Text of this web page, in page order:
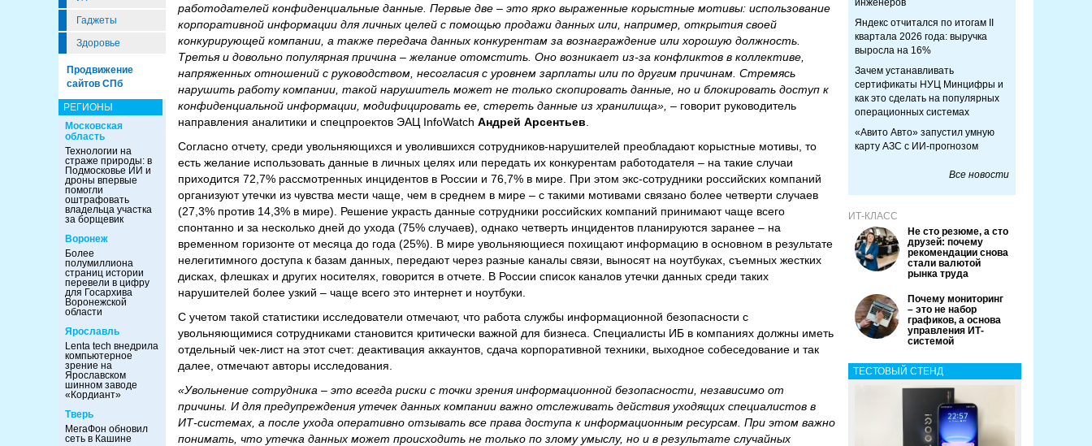
Гаджеты
Здоровье
Продвижение
сайтов СПб
РЕГИОНЫ
Московская
область
Технологии на
страже природы: в
Подмосковье ИИ и
дроны впервые
помогли
оштрафовать
владельца участка
за борщевик
Воронеж
Более
полумиллиона
страниц истории
перевели в цифру
для Госархива
Воронежской
области
Ярославль
Lenta tech внедрила
компьютерное
зрение на
Ярославском
шинном заводе
«Кордиант»
Тверь
МегаФон обновил
сеть в Кашине
работодателей конфиденциальные данные. Первые две – это ярко выраженные корыстные мотивы: использование
корпоративной информации для личных целей с помощью продажи данных или, например, открытия своей
конкурирующей компании, а также передача данных конкурентам за вознаграждение или хорошую должность.
Третья и довольно популярная причина – желание отомстить. Оно возникает из-за конфликтов в коллективе,
напряженных отношений с руководством, несогласия с уровнем зарплаты или по другим причинам. Стремясь
нарушить работу компании, такой нарушитель может не только скопировать данные, но и блокировать доступ к
конфиденциальной информации, модифицировать ее, стереть данные из хранилища», – говорит руководитель
направления аналитики и спецпроектов ЭАЦ InfoWatch Андрей Арсентьев
Согласно отчету, среди увольняющихся и уволившихся сотрудников-нарушителей преобладают корыстные мотивы, то
есть желание использовать данные в личных целях или передать их конкурентам работодателя – на такие случаи
приходится 72,7% рассмотренных инцидентов в России и 76,7% в мире. При этом экс-сотрудники российских компаний
организуют утечки из чувства мести чаще, чем в среднем в мире – с такими мотивами связано более четверти случаев
(27,3% против 14,3% в мире). Решение украсть данные сотрудники российских компаний принимают чаще всего
спонтанно и за несколько дней до ухода (75% случаев), однако четверть инцидентов планируются заранее – на
временном горизонте от месяца до года (25%). В мире увольняющиеся похищают информацию в основном в результате
нелегитимного доступа к базам данных, передают через разные каналы связи, выносят на ноутбуках, съемных жестких
дисках, флешках и других носителях, говорится в отчете. В России список каналов утечки данных среди таких
нарушителей более узкий – чаще всего это интернет и ноутбуки.
С учетом такой статистики исследователи отмечают, что работа службы информационной безопасности с
увольняющимися сотрудниками становится критически важной для бизнеса. Специалисты ИБ в компаниях должны иметь
отдельный чек-лист на этот счет: деактивация аккаунтов, сдача корпоративной техники, выходное собеседование и так
далее, отмечают авторы исследования.
«Увольнение сотрудника – это всегда риски с точки зрения информационной безопасности, независимо от
причины. И для предупреждения утечек данных компании важно отслеживать действия уходящих специалистов в
ИТ-системах, а после ухода оперативно отзывать все права доступа к информационным ресурсам. При этом важно
понимать, что утечка данных может происходить не только по злому умыслу, но и в результате случайных
инженеров
Яндекс отчитался по итогам II
квартала 2026 года: выручка
выросла на 16%
Зачем устанавливать
сертификаты НУЦ Минцифры и
как это сделать на популярных
операционных системах
«Авито Авто» запустил умную
карту АЗС с ИИ-прогнозом
Все новости
ИТ-КЛАСС
Не сто резюме, а сто
друзей: почему
рекомендации снова
стали валютой
рынка труда
Почему мониторинг
– это не набор
графиков, а основа
управления ИТ-
системой
ТЕСТОВЫЙ СТЕНД